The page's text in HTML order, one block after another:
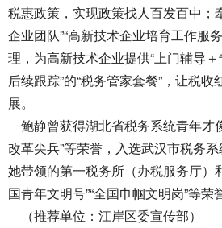
税惠政策，实现政策找人百发百中；
企业团队”“高新技术企业培育工作服
理，为高新技术企业提供“上门辅导
后续跟踪”的“税务管家套餐”，让税
展。
鲍静曾获得湖北省税务系统青年才
改革尖兵”等荣誉，入选武汉市税务系
她带领的第一税务所（办税服务厅）
国青年文明号”“全国巾帼文明岗”等荣
（推荐单位：江岸区委宣传部）